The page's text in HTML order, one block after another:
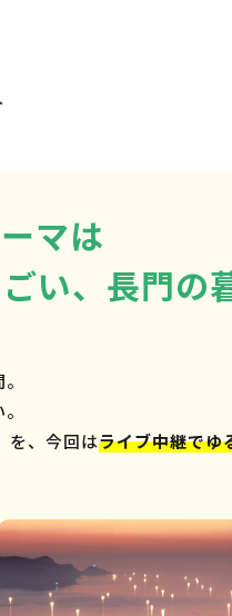
マは
い、長門の
を、今回はライブ中継でゆ